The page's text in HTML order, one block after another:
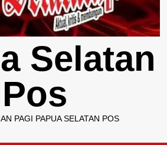
Selatan
Pos
PAGI PAPUA SELATAN POS